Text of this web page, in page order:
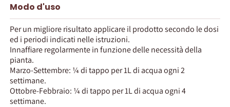
Modo d'uso
Per un migliore risultato applicare il prodotto secondo le dosi
ed i periodi indicati nelle istruzioni.
Innaffiare regolarmente in funzione delle necessità della
pianta.
Marzo-Settembre: ¼ di tappo per 1L di acqua ogni 2
settimane.
Ottobre-Febbraio: ¼ di tappo per 1L di acqua ogni 4
settimane.